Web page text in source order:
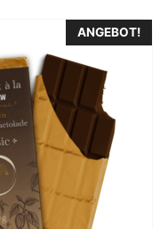
ANGEBOT!